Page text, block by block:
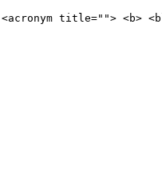
title=""> <b>